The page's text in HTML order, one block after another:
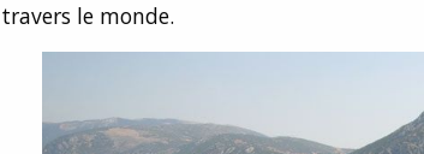
travers le monde.